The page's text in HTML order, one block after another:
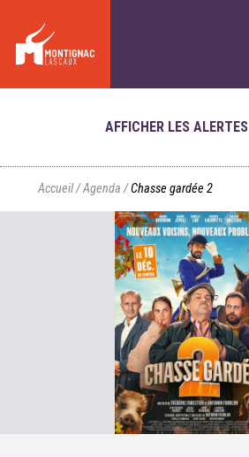
AFFICHER LES ALERTES
Accueil/Agenda /Chasse gardée 2